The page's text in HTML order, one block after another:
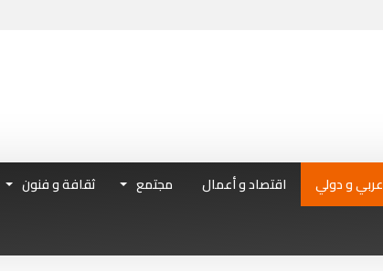
عربي و دولي اقتصاد و أعمال مجتمع ثقافة و فنون